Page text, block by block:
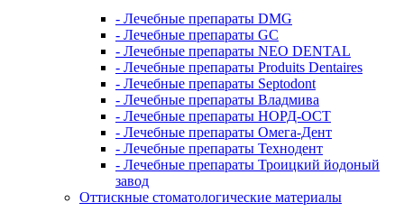
- Лечебные препараты DMG
- Лечебные препараты GC
- Лечебные препараты NEO DENTAL
- Лечебные препараты Produits Dentaires
- Лечебные препараты Septodont
- Лечебные препараты Владмива
- Лечебные препараты НОРД-ОСТ
- Лечебные препараты Омега-Дент
- Лечебные препараты Технодент
- Лечебные препараты Троицкий йодоный
завод
Оттискные стоматологические материалы